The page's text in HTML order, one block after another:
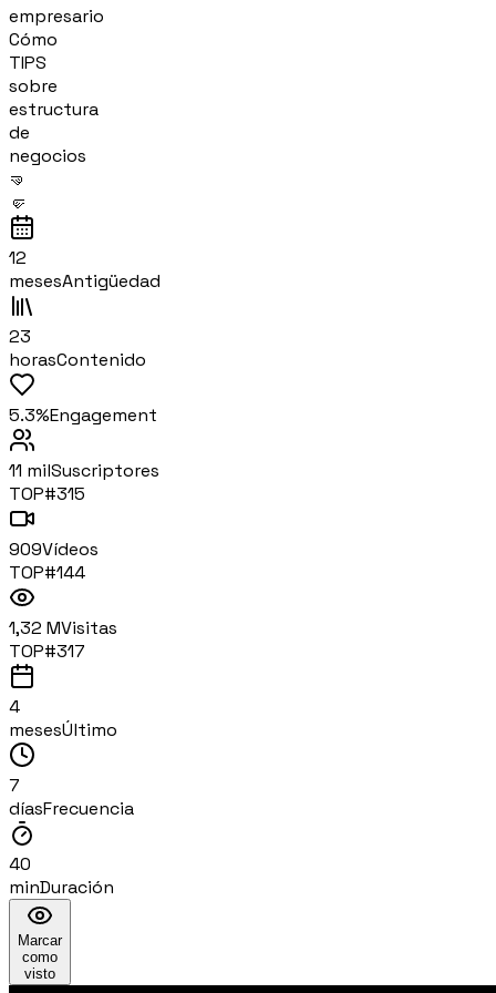
empresario
Cómo
TIPS
sobre
estructura
de
negocios
🤜
🤛
12
mesesAntigüedad
23
horasContenido
5.3%Engagement
11 milSuscriptores
TOP#315
909Vídeos
TOP#144
1,32 MVisitas
TOP#317
4
mesesÚltimo
7
díasFrecuencia
40
minDuración
Marcar
como
visto